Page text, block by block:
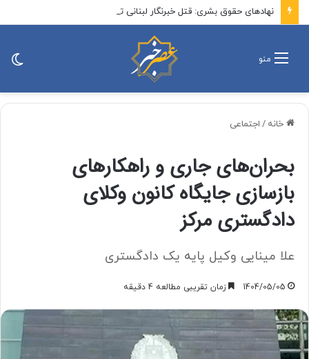
منو
خانه / اجتماعی
بحران‌های جاری و راهکارهای
بازسازی جایگاه کانون وکلای
دادگستری مرکز
علا مینایی وکیل پایه یک دادگستری
1404/05/05 زمان تقریبی مطالعه 4 دقیقه